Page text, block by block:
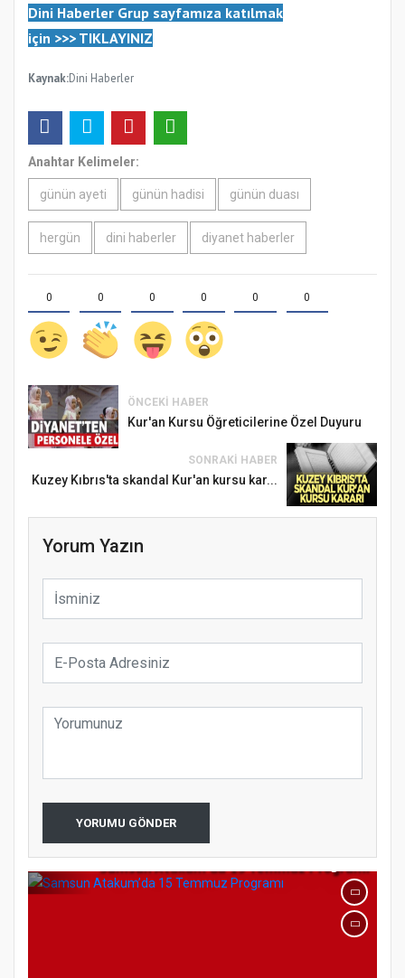
Dini Haberler Grup sayfamıza katılmak
için >>> TIKLAYINIZ
Kaynak:Dini Haberler
Anahtar Kelimeler:
günün ayeti günün hadisi günün duası
hergün dini haberler diyanet haberler
0 0 0 0 0 0
ÖNCEKI HABER
Kur'an Kursu Öğreticilerine Özel Duyuru
SONRAKI HABER
Kuzey Kıbrıs'ta skandal Kur'an kursu kar...
Yorum Yazın
YORUMU GÖNDER
Samsun Atakum’da Ayasofya Camii
Etkinliği
Türkiye’de insanlar dinle bağlarını